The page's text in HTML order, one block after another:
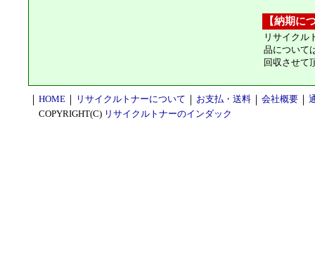
【納期に
リサイクル
品について
回収させて
HOME リサイクルトナーについて お支払・送料 会社概要
COPYRIGHT(C) リサイクルトナーのインダック